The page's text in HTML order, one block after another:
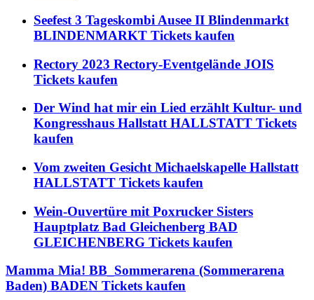
Seefest 3 Tageskombi Ausee II Blindenmarkt
BLINDENMARKT Tickets kaufen
Rectory 2023 Rectory-Eventgelände JOIS
Tickets kaufen
Der Wind hat mir ein Lied erzählt Kultur- und
Kongresshaus Hallstatt HALLSTATT Tickets
kaufen
Vom zweiten Gesicht Michaelskapelle Hallstatt
HALLSTATT Tickets kaufen
Wein-Ouvertüre mit Poxrucker Sisters
Hauptplatz Bad Gleichenberg BAD
GLEICHENBERG Tickets kaufen
Mamma Mia! BB_Sommerarena (Sommerarena
Baden) BADEN Tickets kaufen